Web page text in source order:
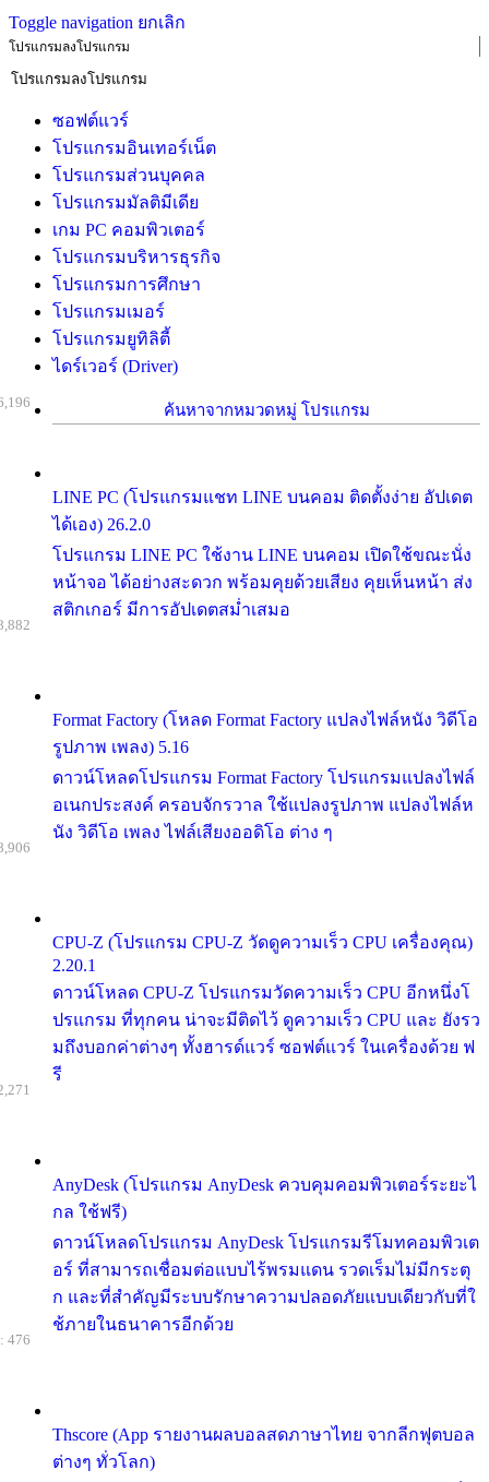
Toggle navigation ยกเลิก
โปรแกรมลงโปรแกรม
ซอฟต์แวร์
โปรแกรมอินเทอร์เน็ต
โปรแกรมส่วนบุคคล
โปรแกรมมัลติมีเดีย
เกม PC คอมพิวเตอร์
โปรแกรมบริหารธุรกิจ
โปรแกรมการศึกษา
โปรแกรมเมอร์
โปรแกรมยูทิลิตี้
ไดร์เวอร์ (Driver)
ค้นหาจากหมวดหมู่ โปรแกรม
LINE PC (โปรแกรมแชท LINE บนคอม ติดตั้งง่าย อัปเดต
ได้เอง) 26.2.0
โปรแกรม LINE PC ใช้งาน LINE บนคอม เปิดใช้ขณะนั่ง
หน้าจอ ได้อย่างสะดวก พร้อมคุยด้วยเสียง คุยเห็นหน้า ส่ง
สติกเกอร์ มีการอัปเดตสม่ำเสมอ
Format Factory (โหลด Format Factory แปลงไฟล์หนัง วิดีโอ
รูปภาพ เพลง) 5.16
ดาวน์โหลดโปรแกรม Format Factory โปรแกรมแปลงไฟล์
อเนกประสงค์ ครอบจักรวาล ใช้แปลงรูปภาพ แปลงไฟล์ห
นัง วิดีโอ เพลง ไฟล์เสียงออดิโอ ต่าง ๆ
CPU-Z (โปรแกรม CPU-Z วัดดูความเร็ว CPU เครื่องคุณ)
2.20.1
ดาวน์โหลด CPU-Z โปรแกรมวัดความเร็ว CPU อีกหนึ่งโ
ปรแกรม ที่ทุกคน น่าจะมีติดไว้ ดูความเร็ว CPU และ ยังรว
มถึงบอกค่าต่างๆ ทั้งฮารด์แวร์ ซอฟต์แวร์ ในเครื่องด้วย ฟ
รี
AnyDesk (โปรแกรม AnyDesk ควบคุมคอมพิวเตอร์ระยะไ
กล ใช้ฟรี)
ดาวน์โหลดโปรแกรม AnyDesk โปรแกรมรีโมทคอมพิวเต
อร์ ที่สามารถเชื่อมต่อแบบไร้พรมแดน รวดเร็มไม่มีกระตุ
ก และที่สำคัญมีระบบรักษาความปลอดภัยแบบเดียวกับที่ใ
ช้ภายในธนาคารอีกด้วย
Thscore (App รายงานผลบอลสดภาษาไทย จากลีกฟุตบอล
ต่างๆ ทั่วโลก)
476